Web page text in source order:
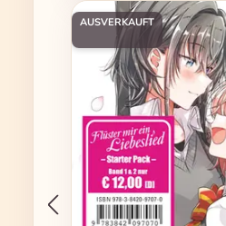
AUSVERKAUFT